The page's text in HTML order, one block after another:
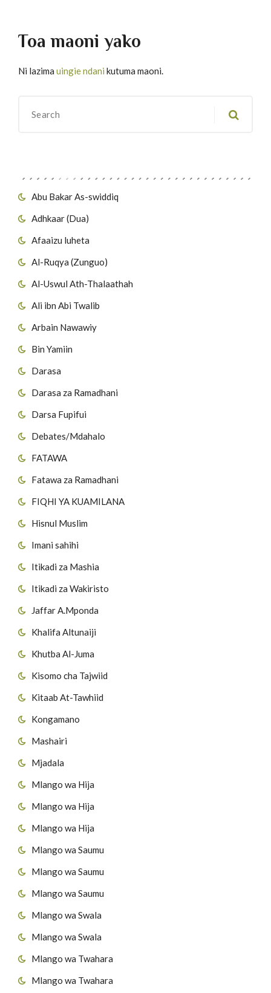
Abu Bakar As-swiddiq
Adhkaar (Dua)
Afaaizu luheta
Al-Ruqya (Zunguo)
Al-Uswul Ath-Thalaathah
Ali ibn Abi Twalib
Arbain Nawawiy
Bin Yamiin
Darasa
Darasa za Ramadhani
Darsa Fupifui
Debates/Mdahalo
FATAWA
Fatawa za Ramadhani
FIQHI YA KUAMILANA
Hisnul Muslim
Imani sahihi
Itikadi za Mashia
Itikadi za Wakiristo
Jaffar A.Mponda
Khalifa Altunaiji
Khutba Al-Juma
Kisomo cha Tajwiid
Kitaab At-Tawhiid
Kongamano
Mashairi
Mjadala
Mlango wa Hija
Mlango wa Hija
Mlango wa Hija
Mlango wa Saumu
Mlango wa Saumu
Mlango wa Saumu
Mlango wa Swala
Mlango wa Swala
Mlango wa Twahara
Mlango wa Twahara
Toa maoni yako
Ni lazima uingie ndani kutuma maoni.